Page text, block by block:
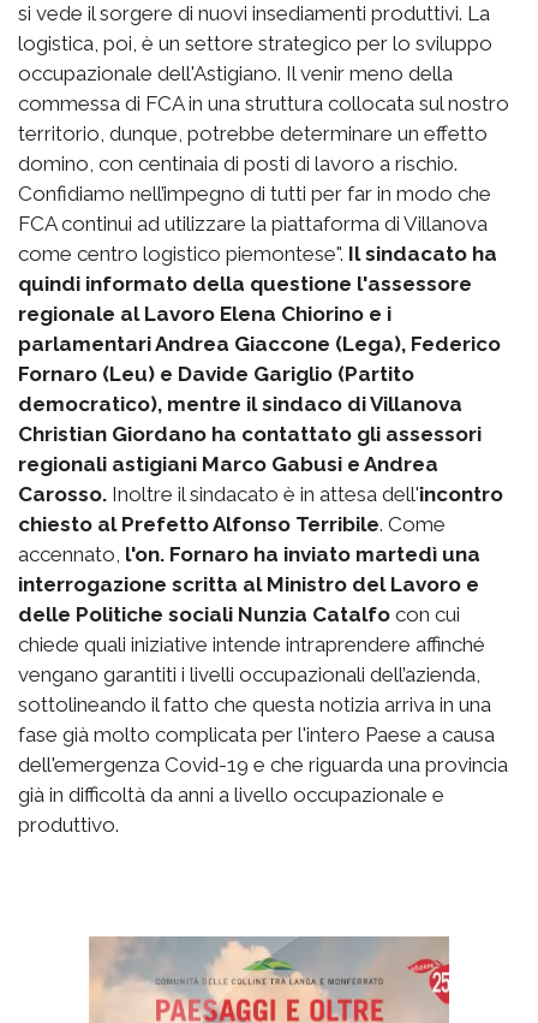
si vede il sorgere di nuovi insediamenti produttivi. La
logistica, poi, è un settore strategico per lo sviluppo
occupazionale dell'Astigiano. Il venir meno della
commessa di FCA in una struttura collocata sul nostro
territorio, dunque, potrebbe determinare un effetto
domino, con centinaia di posti di lavoro a rischio.
Confidiamo nell’impegno di tutti per far in modo che
FCA continui ad utilizzare la piattaforma di Villanova
come centro logistico piemontese". Il sindacato ha
quindi informato della questione l'assessore
regionale al Lavoro Elena Chiorino e i
parlamentari Andrea Giaccone (Lega), Federico
Fornaro (Leu) e Davide Gariglio (Partito
democratico), mentre il sindaco di Villanova
Christian Giordano ha contattato gli assessori
regionali astigiani Marco Gabusi e Andrea
Carosso. Inoltre il sindacato è in attesa dell'incontro
chiesto al Prefetto Alfonso Terribile. Come
accennato, l'on. Fornaro ha inviato martedì una
interrogazione scritta al Ministro del Lavoro e
delle Politiche sociali Nunzia Catalfo con cui
chiede quali iniziative intende intraprendere affinché
vengano garantiti i livelli occupazionali dell’azienda,
sottolineando il fatto che questa notizia arriva in una
fase già molto complicata per l'intero Paese a causa
dell'emergenza Covid-19 e che riguarda una provincia
già in difficoltà da anni a livello occupazionale e
produttivo.